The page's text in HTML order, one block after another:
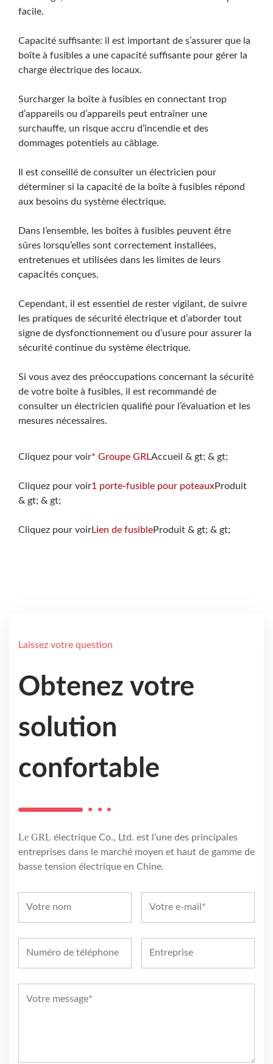
facile.
Capacité suffisante: il est important de s’assurer que la
boîte à fusibles a une capacité suffisante pour gérer la
charge électrique des locaux.
Surcharger la boîte à fusibles en connectant trop
d’appareils ou d’appareils peut entraîner une
surchauffe, un risque accru d’incendie et des
dommages potentiels au câblage.
Il est conseillé de consulter un électricien pour
déterminer si la capacité de la boîte à fusibles répond
aux besoins du système électrique.
Dans l’ensemble, les boîtes à fusibles peuvent être
sûres lorsqu’elles sont correctement installées,
entretenues et utilisées dans les limites de leurs
capacités conçues.
Cependant, il est essentiel de rester vigilant, de suivre
les pratiques de sécurité électrique et d’aborder tout
signe de dysfonctionnement ou d’usure pour assurer la
sécurité continue du système électrique.
Si vous avez des préoccupations concernant la sécurité
de votre boîte à fusibles, il est recommandé de
consulter un électricien qualifié pour l’évaluation et les
mesures nécessaires.
Cliquez pour voir* Groupe GRLAccueil & gt; & gt;
Cliquez pour voir1 porte-fusible pour poteauxProduit
& gt; & gt;
Cliquez pour voirLien de fusibleProduit & gt; & gt;
Laissez votre question
Obtenez votre
solution
confortable
Le GRL électrique Co., Ltd. est l’une des principales
entreprises dans le marché moyen et haut de gamme de
basse tension électrique en Chine.